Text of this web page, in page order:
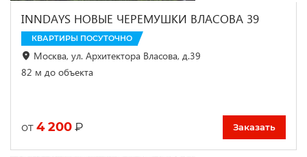
INNDAYS НОВЫЕ ЧЕРЕМУШКИ ВЛАСОВА 39
КВАРТИРЫ ПОСУТОЧНО
Москва, ул. Архитектора Власова, д.39
82 м до объекта
от 4 200 ₽ Заказать